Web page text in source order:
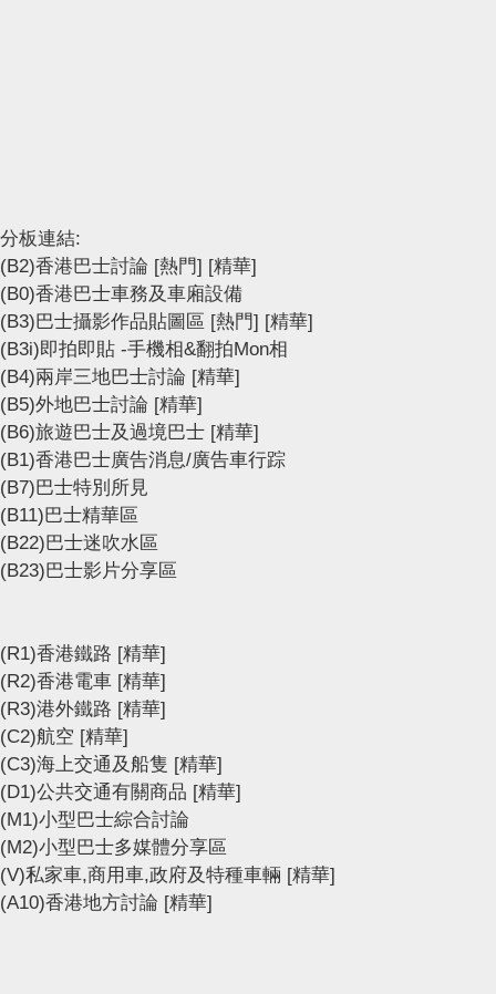
分板連結:
(B2)香港巴士討論 [熱門] [精華]
(B0)香港巴士車務及車廂設備
(B3)巴士攝影作品貼圖區 [熱門] [精華]
(B3i)即拍即貼 -手機相&翻拍Mon相
(B4)兩岸三地巴士討論 [精華]
(B5)外地巴士討論 [精華]
(B6)旅遊巴士及過境巴士 [精華]
(B1)香港巴士廣告消息/廣告車行踪
(B7)巴士特別所見
(B11)巴士精華區
(B22)巴士迷吹水區
(B23)巴士影片分享區
(R1)香港鐵路 [精華]
(R2)香港電車 [精華]
(R3)港外鐵路 [精華]
(C2)航空 [精華]
(C3)海上交通及船隻 [精華]
(D1)公共交通有關商品 [精華]
(M1)小型巴士綜合討論
(M2)小型巴士多媒體分享區
(V)私家車,商用車,政府及特種車輛 [精華]
(A10)香港地方討論 [精華]